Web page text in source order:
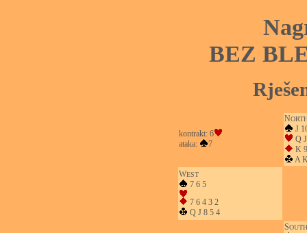
BEZ
kontrakt: 6
ataka:
7
N
J
Q
K
A
WEST
7 6 5
7 6 4 3 2
Q J 8 5 4
SOUTH